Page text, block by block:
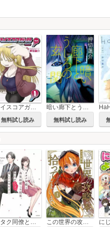
ハイスコアガール DASH
無料試し読み
暗い廊下とうしろの玄関
無料試し読み
オタク同僚と偽装結婚した結果、毎日がメッチャ楽しいんだけど！ この世界の攻略本を拾ってしまいました